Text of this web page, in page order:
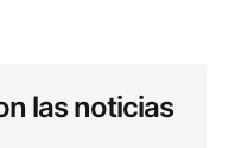
no será
están
las noticias